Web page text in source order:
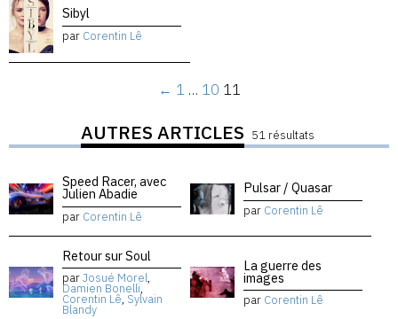
Sibyl
par Corentin Lê
← 1 … 10 11
AUTRES ARTICLES 51 résultats
Speed Racer, avec
Julien Abadie
par Corentin Lê
Pulsar / Quasar
par Corentin Lê
Retour sur Soul
parJosué Morel,
Damien Bonelli,
Corentin Lê, Sylvain
Blandy
La guerre des
images
par Corentin Lê